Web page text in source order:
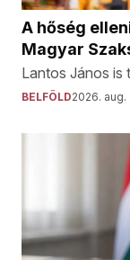
A hőség
Magyar
Lantos János is
BELFÖLD2026. aug.